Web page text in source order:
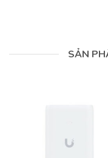
SẢN